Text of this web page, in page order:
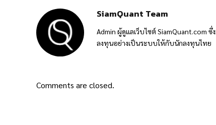
SiamQuant Team
Admin ผู้ดูแลเว็บไซต์ SiamQuant.com
ลงทุนอย่างเป็นระบบให้กับนักลงทุนไทย
Comments are closed.